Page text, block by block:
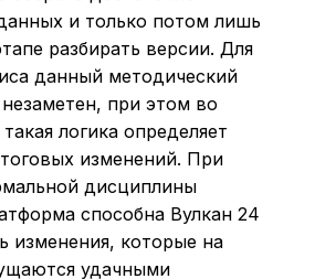
и только потом лишь
разбирать версии. Для
данный методический
при этом во
логика определяет
изменений. При
дисциплины
способна Вулкан 24
изменения, которые на
удачными